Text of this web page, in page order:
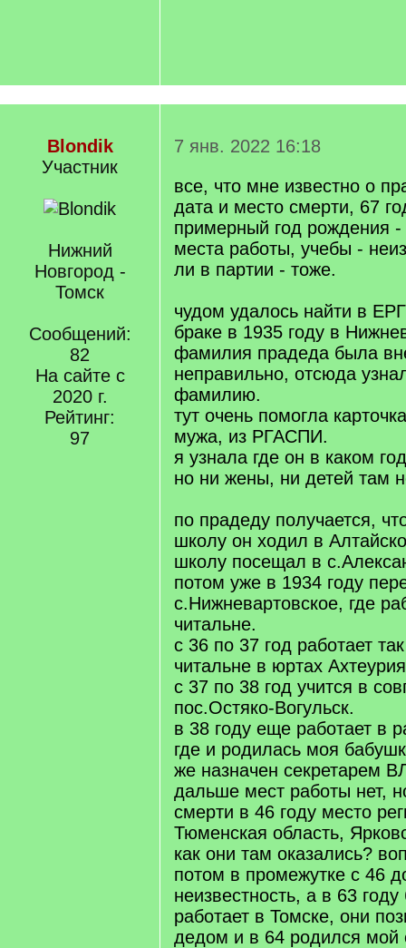
Blondik
Участник
Нижний
Новгород -
Томск
Сообщений:
82
На сайте с
2020 г.
Рейтинг:
97
7 янв. 2022 16:18
все, что мне известно о
дата и место смерти, 67
примерный год рождения -
места работы, учебы -
ли в партии - тоже.
чудом удалось найти в
браке в 1935 году в
фамилия прадеда была
неправильно, отсюда
фамилию.
тут очень помогла
мужа, из РГАСПИ.
я узнала где он в каком
но ни жены, ни детей там
по прадеду получается,
школу он ходил в
школу посещал в
потом уже в 1934 году
с.Нижневартовское, где
читальне.
с 36 по 37 год работает
читальне в юртах
с 37 по 38 год учится в
пос.Остяко-Вогульск.
в 38 году еще работает в
где и родилась моя
же назначен секретарем
дальше мест работы нет,
смерти в 46 году место
Тюменская область,
как они там оказались?
потом в промежутке с 46
неизвестность, а в 63
работает в Томске, они
дедом и в 64 родился мой